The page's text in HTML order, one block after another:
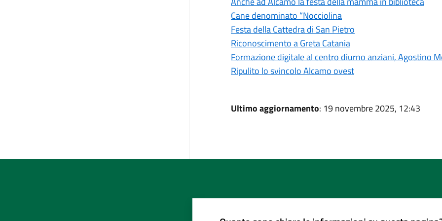
Cane denominato “Nocciolina
Festa della Cattedra di San Pietro
Riconoscimento a Greta Catania
Formazione digitale al centro diurno anziani, Agostino
Ripulito lo svincolo Alcamo ovest
Ultimo aggiornamento: 19 novembre 2025, 12:43